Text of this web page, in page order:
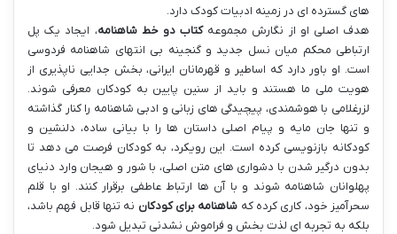
های گسترده ای در زمینه ادبیات کودک دارد.
هدف اصلی او از نگارش مجموعهکتاب دو خط شاهنامه، ایجاد یک پل
ارتباطی محکم میان نسل جدید و گنجینه بی انتهای شاهنامه فردوسی
است. او باور دارد که اساطیر و قهرمانان ایرانی، بخش جدایی ناپذیری از
هویت ملی ما هستند و باید از سنین پایین به کودکان معرفی شوند.
لزرغلامی با هوشمندی، پیچیدگی های زبانی و ادبی شاهنامه را کنار گذاشته
و تنها جان مایه و پیام اصلی داستان ها را با بیانی ساده، دلنشین و
کودکانه بازنویسی کرده است. این رویکرد، به کودکان فرصت می دهد تا
بدون درگیر شدن با دشواری های متن اصلی، با شور و هیجان وارد دنیای
پهلوانان شاهنامه شوند و با آن ها ارتباط عاطفی برقرار کنند. او با قلم
سحرآمیز خود، کاری کرده که شاهنامه برای کودکان نه تنها قابل فهم باشد،
بلکه به تجربه ای لذت بخش و فراموش نشدنی تبدیل شود.